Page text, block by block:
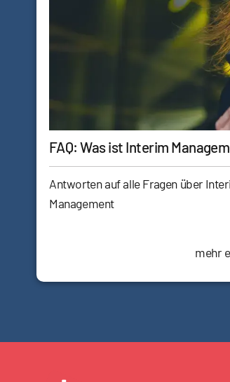
FAQ: Was ist Interim
Antworten auf alle Fragen über
Management
mehr